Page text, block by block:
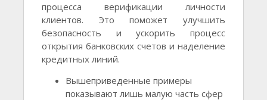
процесса верификации личности
клиентов. Это поможет улучшить
безопасность и ускорить процесс
открытия банковских счетов и наделение
кредитных линий.
Вышеприведенные примеры
показывают лишь малую часть сфер